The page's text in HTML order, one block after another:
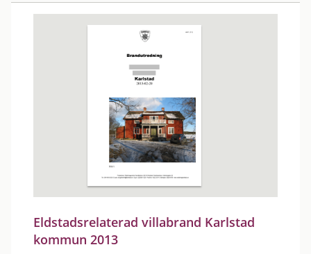
Eldstadsrelaterad villabrand Karlstad
kommun 2013